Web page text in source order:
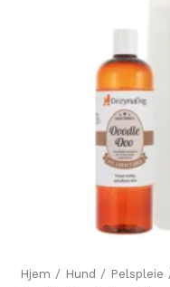
Hjem / Hund / Pelspleie